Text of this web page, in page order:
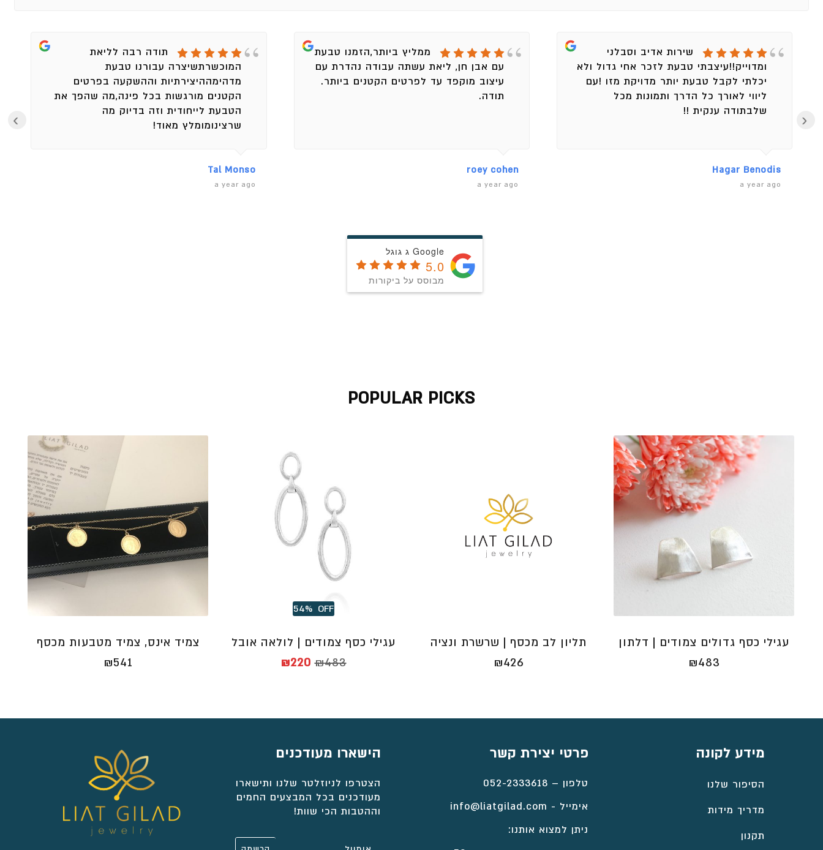
שירות אדיב וסבלני
ומדוייק!!עיצבתי טבעת לזכר אחי גדול ולא
יכלתי לקבל טבעת יותר מדויקת מזו !עם
ליווי לאורך כל הדרך ותמונות מכל
שלבתודה ענקית !!
Hagar Benodis
a year ago
ממליץ ביותר,הזמנו טבעת
עם אבן חן, ליאת עשתה עבודה נהדרת עם
עיצוב מוקפד עד לפרטים הקטנים ביותר.
תודה.
roey cohen
a year ago
תודה רבה לליאת
המוכשרתשיצרה עבורנו טבעת
מדהימההיצירתיות וההשקעה בפרטים
הקטנים מורגשות בכל פינה,מה שהפך את
הטבעת לייחודית וזה בדיוק מה
שרצינומומלץ מאוד!
Tal Monso
a year ago
‹
›
Google ג גוגל
5.0
מבוסס על ביקורות
POPULAR PICKS
עגילי כסף גדולים צמודים | דלתון
₪483
תליון לב מכסף | שרשרת ונציה
₪426
54% OFF
עגילי כסף צמודים | לולאה אובל
₪483
המחיר
₪220
צמיד אינס, צמיד מטבעות מכסף
₪541
מידע לקונה
הסיפור שלנו
מדריך מידות
תקנון
פרטי יצירת קשר
טלפון – 052-2333618
אימייל - info@liatgilad.com
ניתן למצוא אותנו:
הישארו מעודכנים
הצטרפו לניוזלטר שלנו ותישארו
מעודכנים בכל המבצעים החמים
וההטבות הכי שוות!